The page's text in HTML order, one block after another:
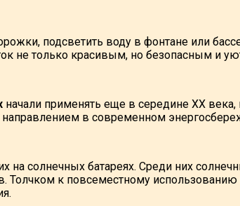
подсветить воду в фонтане или
не только красивым, но безопасным и
начали применять еще в середине ХХ
направлением в современном
на солнечных батареях. Среди них
Толчком к повсеместному